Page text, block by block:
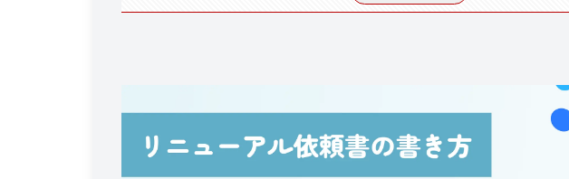
3-4. 費用が嵩む
4 . ホームページ外注の費用相場は？